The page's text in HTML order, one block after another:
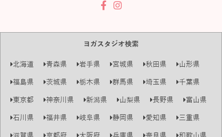
ヨガスタジオ検索
北海道 青森県 岩手県 宮城県 秋田県
山形県
福島県
茨城県 栃木県 群馬県 埼玉県
千葉県
東京都
神奈川県 新潟県 山梨県 長野県
富山県
石川県
福井県 岐阜県 静岡県 愛知県
三重県